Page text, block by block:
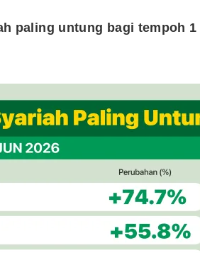
paling untung bagi tempoh